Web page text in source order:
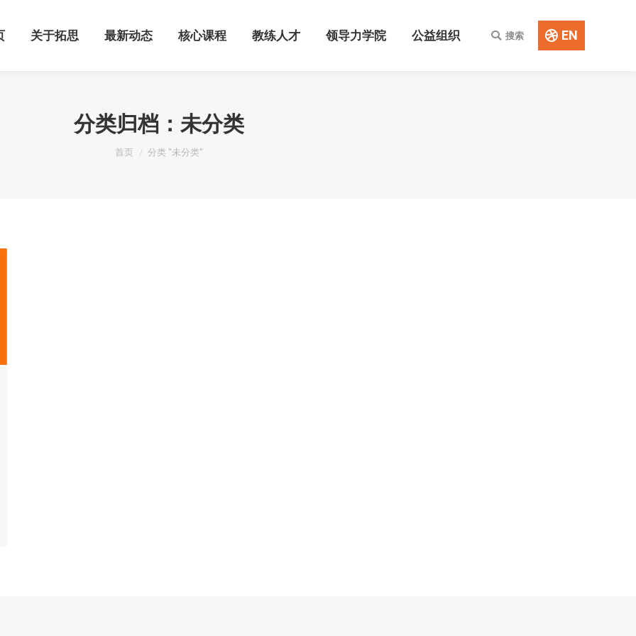
关于拓思 最新动态 核心课程 教练人才 领导力学院 公益组织 Search:
搜索 EN
分类归档： 未分类
您在这里：
首页 分类 "未分类"
关于拓思 最新动态 核心课程 教练人才 领导力学院 公益组织 Search:
搜索 EN